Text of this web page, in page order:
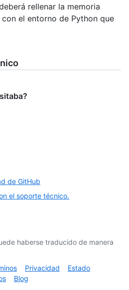
rellenar la memoria
el entorno de Python que
de GitHub
el soporte técnico.
haberse traducido de manera
Privacidad
Estado
Blog